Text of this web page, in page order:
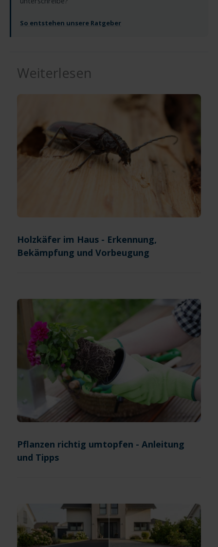
So entstehen unsere Ratgeber
Weiterlesen
Holzkäfer im Haus - Erkennung,
Bekämpfung und Vorbeugung
Pflanzen richtig umtopfen - Anleitung
und Tipps